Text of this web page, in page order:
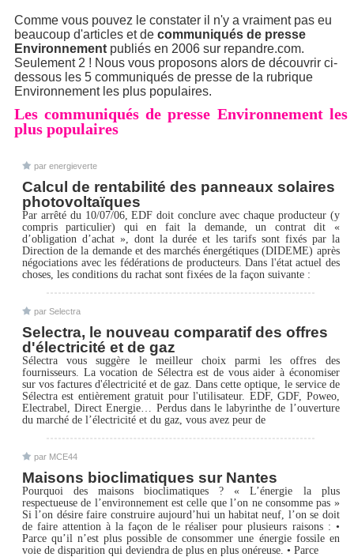
Comme vous pouvez le constater il n'y a vraiment pas eu
beaucoup d'articles et de communiqués de presse
Environnement publiés en 2006 sur repandre.com.
Seulement 2 ! Nous vous proposons alors de découvrir ci-
dessous les 5 communiqués de presse de la rubrique
Environnement les plus populaires.
Les communiqués de presse Environnement les
plus populaires
par energieverte
Calcul de rentabilité des panneaux solaires
photovoltaïques
Par arrêté du 10/07/06, EDF doit conclure avec chaque producteur (y
compris particulier) qui en fait la demande, un contrat dit «
d’obligation d’achat », dont la durée et les tarifs sont fixés par la
Direction de la demande et des marchés énergétiques (DIDEME) après
négociations avec les fédérations de producteurs. Dans l'état actuel des
choses, les conditions du rachat sont fixées de la façon suivante :
par Selectra
Selectra, le nouveau comparatif des offres
d'électricité et de gaz
Sélectra vous suggère le meilleur choix parmi les offres des
fournisseurs. La vocation de Sélectra est de vous aider à économiser
sur vos factures d'électricité et de gaz. Dans cette optique, le service de
Sélectra est entièrement gratuit pour l'utilisateur. EDF, GDF, Poweo,
Electrabel, Direct Energie… Perdus dans le labyrinthe de l’ouverture
du marché de l’électricité et du gaz, vous avez peur de
par MCE44
Maisons bioclimatiques sur Nantes
Pourquoi des maisons bioclimatiques ? « L’énergie la plus
respectueuse de l’environnement est celle que l’on ne consomme pas »
Si l’on désire faire construire aujourd’hui un habitat neuf, l’on se doit
de faire attention à la façon de le réaliser pour plusieurs raisons : •
Parce qu’il n’est plus possible de consommer une énergie fossile en
voie de disparition qui deviendra de plus en plus onéreuse. • Parce